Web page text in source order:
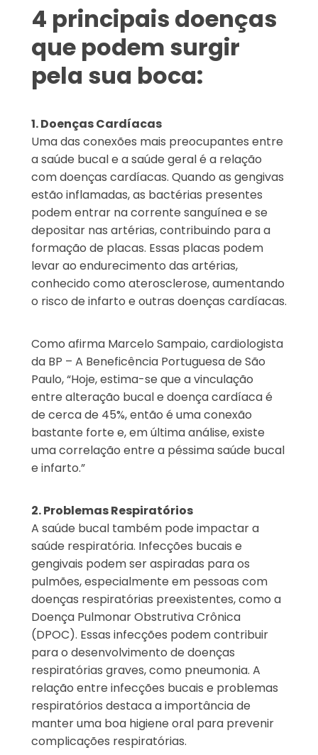
4 principais doenças
que podem surgir
pela sua boca:
1. Doenças Cardíacas
Uma das conexões mais preocupantes entre
a saúde bucal e a saúde geral é a relação
com doenças cardíacas. Quando as gengivas
estão inflamadas, as bactérias presentes
podem entrar na corrente sanguínea e se
depositar nas artérias, contribuindo para a
formação de placas. Essas placas podem
levar ao endurecimento das artérias,
conhecido como aterosclerose, aumentando
o risco de infarto e outras doenças cardíacas.
Como afirma Marcelo Sampaio, cardiologista
da BP – A Beneficência Portuguesa de São
Paulo, “Hoje, estima-se que a vinculação
entre alteração bucal e doença cardíaca é
de cerca de 45%, então é uma conexão
bastante forte e, em última análise, existe
uma correlação entre a péssima saúde bucal
e infarto.”
2. Problemas Respiratórios
A saúde bucal também pode impactar a
saúde respiratória. Infecções bucais e
gengivais podem ser aspiradas para os
pulmões, especialmente em pessoas com
doenças respiratórias preexistentes, como a
Doença Pulmonar Obstrutiva Crônica
(DPOC). Essas infecções podem contribuir
para o desenvolvimento de doenças
respiratórias graves, como pneumonia. A
relação entre infecções bucais e problemas
respiratórios destaca a importância de
manter uma boa higiene oral para prevenir
complicações respiratórias.